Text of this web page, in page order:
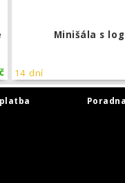
Minišála s
14 dní
Poradna